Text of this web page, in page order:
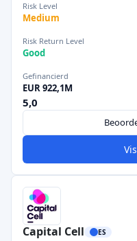
Risk Level
Medium
Risk Return Level
Good
Gefinancierd
EUR 922,1M
5,0
Capital Cell ES